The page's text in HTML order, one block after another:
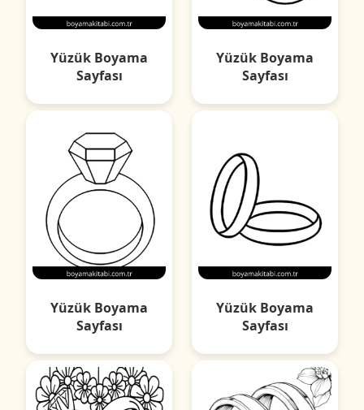
Yüzük Boyama
Sayfası
Yüzük Boyama
Sayfası
Yüzük Boyama
Sayfası
Yüzük Boyama
Sayfası